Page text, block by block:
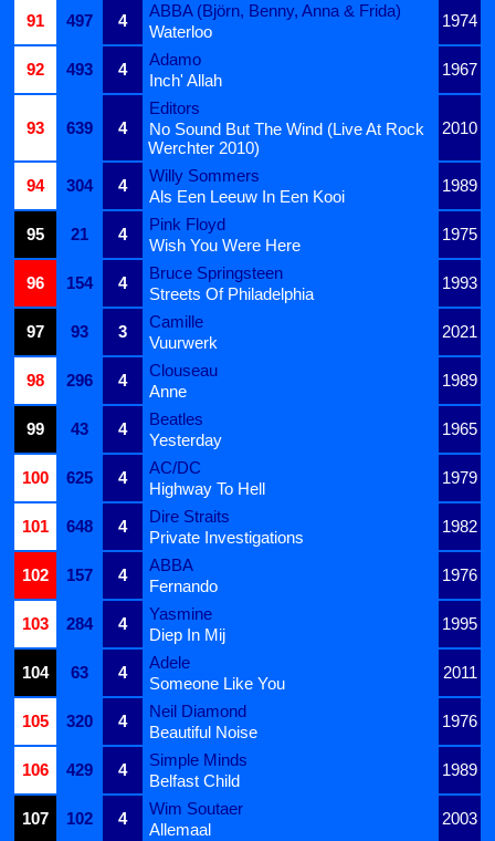
91
497 4
ABBA (Björn, Benny, Anna & Frida)
1974
Waterloo
92
493 4
Adamo
1967
Inch' Allah
93 639 4
Editors
2010
No Sound But The Wind (Live At Rock
Werchter 2010)
94
304 4
Willy Sommers
1989
Als Een Leeuw In Een Kooi
95
21 4
Pink Floyd
1975
Wish You Were Here
96
154 4
Bruce Springsteen
1993
Streets Of Philadelphia
97
93 3
Camille
2021
Vuurwerk
98
296 4
Clouseau
1989
Anne
99
43 4
Beatles
1965
Yesterday
100
625 4
AC/DC
1979
Highway To Hell
101
648 4
Dire Straits
1982
Private Investigations
102
157 4
ABBA
1976
Fernando
103
284 4
Yasmine
1995
Diep In Mij
104
63 4
Adele
2011
Someone Like You
105
320 4
Neil Diamond
1976
Beautiful Noise
106
429 4
Simple Minds
1989
Belfast Child
107
102 4
Wim Soutaer
2003
Allemaal